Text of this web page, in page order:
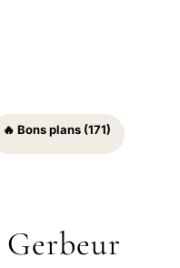
🔥 Bons plans (171)